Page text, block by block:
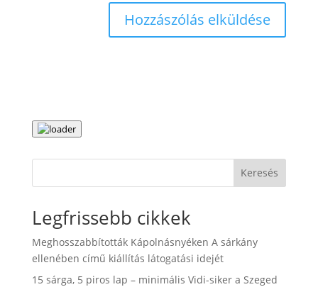
Keresés
Legfrissebb cikkek
Meghosszabbították Kápolnásnyéken A sárkány
ellenében című kiállítás látogatási idejét
15 sárga, 5 piros lap – minimális Vidi-siker a Szeged